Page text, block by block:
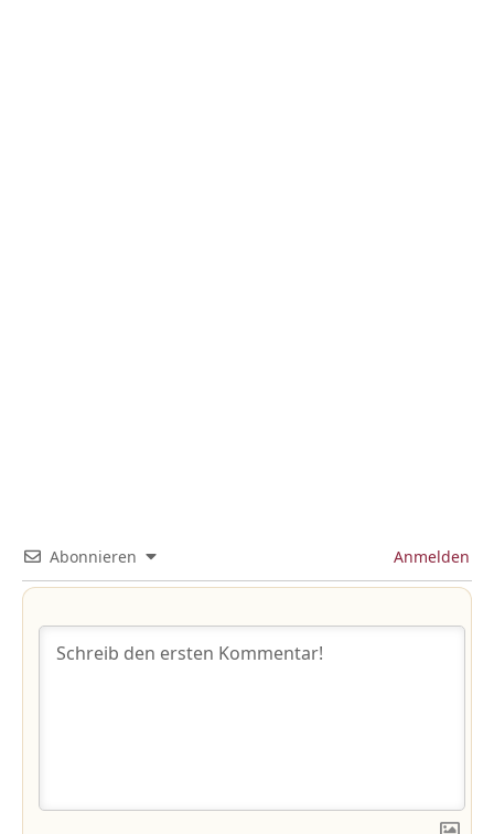
Abonnieren Anmelden